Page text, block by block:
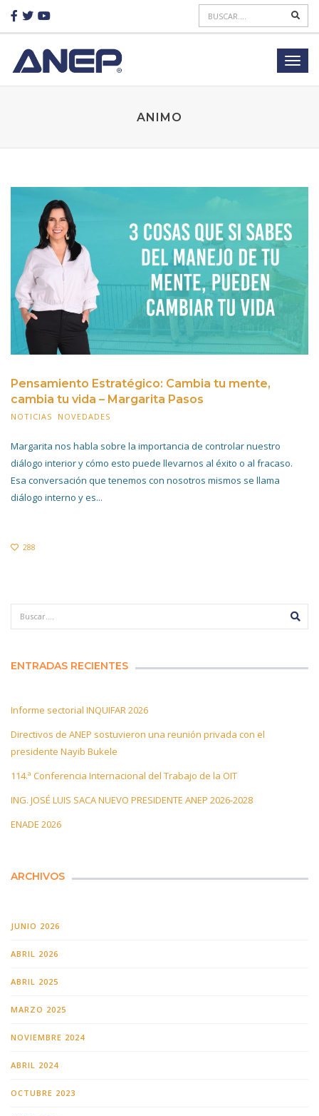
ANIMO
Pensamiento Estratégico: Cambia tu mente,
cambia tu vida – Margarita Pasos
NOTICIAS NOVEDADES
Margarita nos habla sobre la importancia de controlar nuestro
diálogo interior y cómo esto puede llevarnos al éxito o al fracaso.
Esa conversación que tenemos con nosotros mismos se llama
diálogo interno y es...
288
ENTRADAS RECIENTES
Informe sectorial INQUIFAR 2026
Directivos de ANEP sostuvieron una reunión privada con el
presidente Nayib Bukele
114.ª Conferencia Internacional del Trabajo de la OIT
ING. JOSÉ LUIS SACA NUEVO PRESIDENTE ANEP 2026-2028
ENADE 2026
ARCHIVOS
JUNIO 2026
ABRIL 2026
ABRIL 2025
MARZO 2025
NOVIEMBRE 2024
ABRIL 2024
OCTUBRE 2023